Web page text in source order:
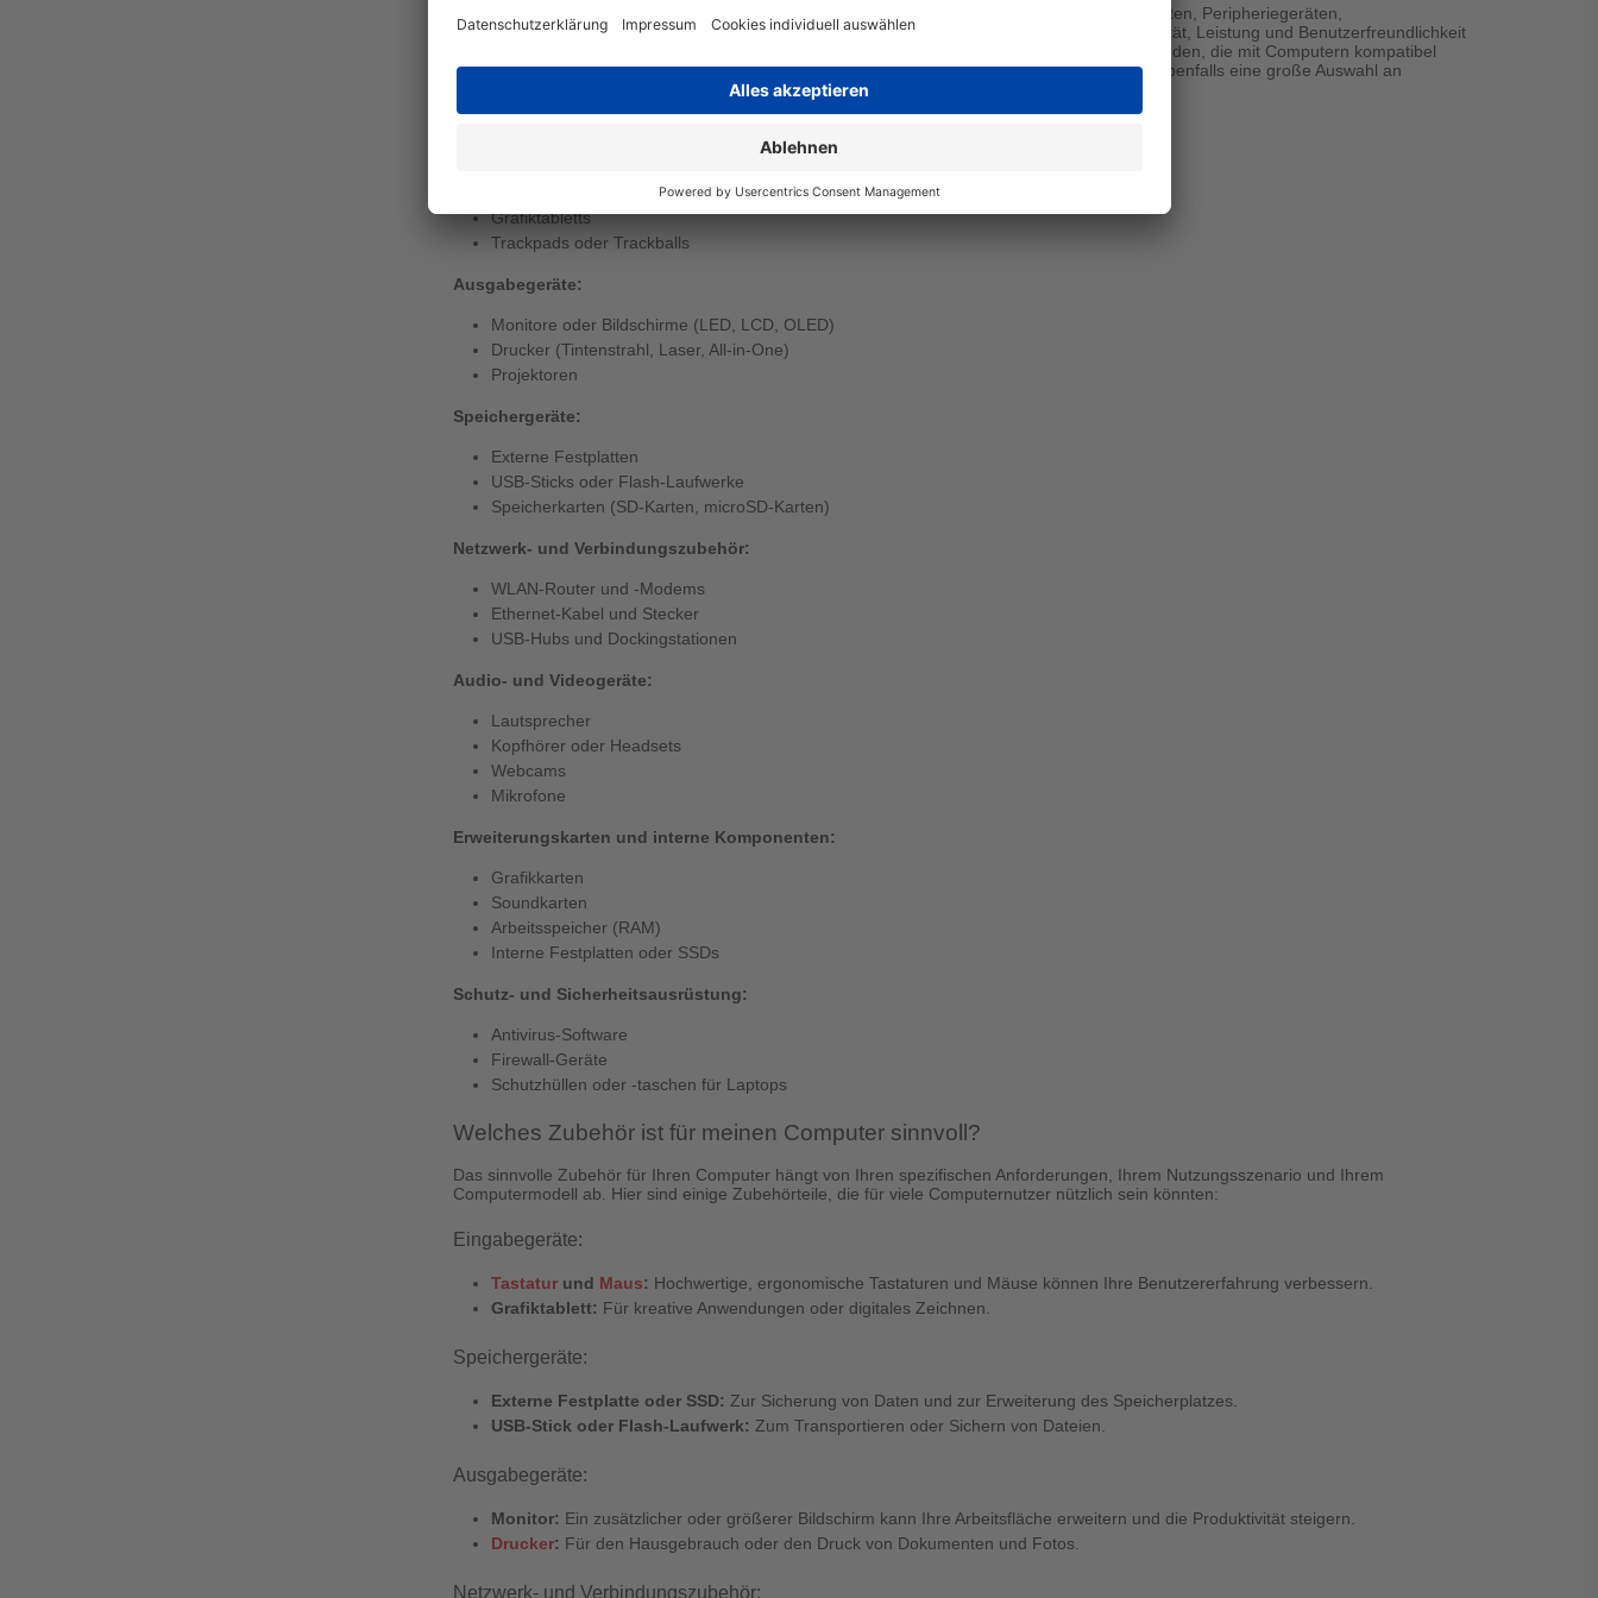
Spricht man von Computerzubehör, bezieht sich dies auf eine Vielzahl von Hardwarekomponenten, Peripheriegeräten,
Verbindungskabeln, Geräten und anderen Zusätzen, die verwendet werden, um die Funktionalität, Leistung und Benutzerfreundlichkeit
von Computern zu verbessern oder zu erweitern. Es umfasst eine breite Palette von Gegenständen, die mit Computern kompatibel
sind und in Verbindung mit ihnen genutzt werden können. Auf Druckerzubehoer.de finden Sie ebenfalls eine große Auswahl an
passendem Computerzubehör, darunter auch:
Mäuse (kabelgebunden oder kabellos)
Grafiktabletts
Trackpads oder Trackballs
Ausgabegeräte:
Monitore oder Bildschirme (LED, LCD, OLED)
Drucker (Tintenstrahl, Laser, All-in-One)
Projektoren
Speichergeräte:
Externe Festplatten
USB-Sticks oder Flash-Laufwerke
Speicherkarten (SD-Karten, microSD-Karten)
Netzwerk- und Verbindungszubehör:
WLAN-Router und -Modems
Ethernet-Kabel und Stecker
USB-Hubs und Dockingstationen
Audio- und Videogeräte:
Lautsprecher
Kopfhörer oder Headsets
Webcams
Mikrofone
Erweiterungskarten und interne Komponenten:
Grafikkarten
Soundkarten
Arbeitsspeicher (RAM)
Interne Festplatten oder SSDs
Schutz- und Sicherheitsausrüstung:
Antivirus-Software
Firewall-Geräte
Schutzhüllen oder -taschen für Laptops
Welches Zubehör ist für meinen Computer sinnvoll?
Das sinnvolle Zubehör für Ihren Computer hängt von Ihren spezifischen Anforderungen, Ihrem Nutzungsszenario und Ihrem
Computermodell ab. Hier sind einige Zubehörteile, die für viele Computernutzer nützlich sein könnten:
Eingabegeräte:
Tastatur und Maus: Hochwertige, ergonomische Tastaturen und Mäuse können Ihre Benutzererfahrung verbessern.
Grafiktablett: Für kreative Anwendungen oder digitales Zeichnen.
Speichergeräte:
Externe Festplatte oder SSD: Zur Sicherung von Daten und zur Erweiterung des Speicherplatzes.
USB-Stick oder Flash-Laufwerk: Zum Transportieren oder Sichern von Dateien.
Ausgabegeräte:
Monitor: Ein zusätzlicher oder größerer Bildschirm kann Ihre Arbeitsfläche erweitern und die Produktivität steigern.
Drucker: Für den Hausgebrauch oder den Druck von Dokumenten und Fotos.
Netzwerk- und Verbindungszubehör: